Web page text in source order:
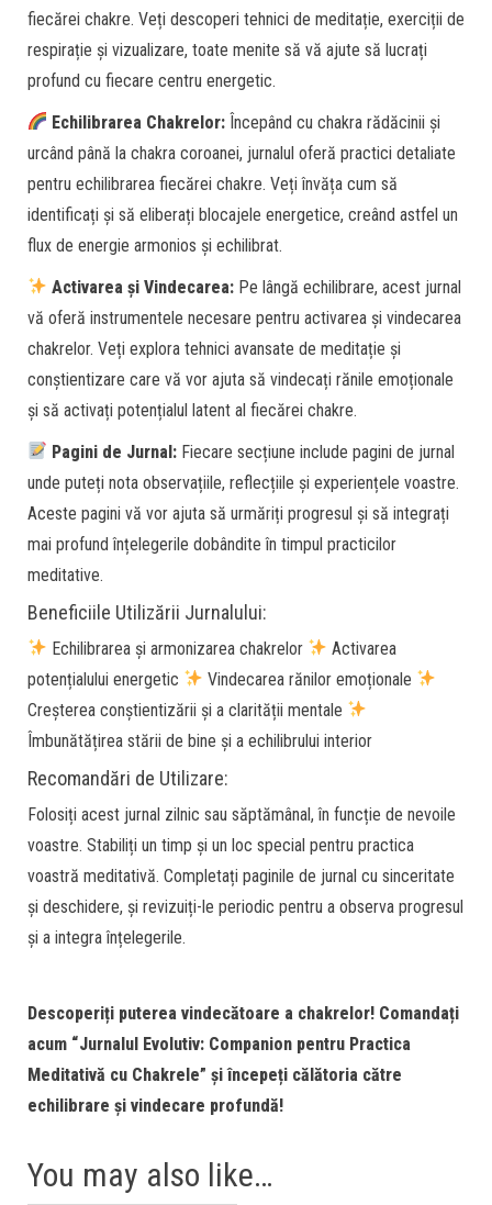
fiecărei chakre. Veți descoperi tehnici de meditație, exerciții de
respirație și vizualizare, toate menite să vă ajute să lucrați
profund cu fiecare centru energetic.
Echilibrarea Chakrelor: Începând cu chakra rădăcinii și
urcând până la chakra coroanei, jurnalul oferă practici detaliate
pentru echilibrarea fiecărei chakre. Veți învăța cum să
identificați și să eliberați blocajele energetice, creând astfel un
flux de energie armonios și echilibrat.
Activarea și Vindecarea: Pe lângă echilibrare, acest jurnal
vă oferă instrumentele necesare pentru activarea și vindecarea
chakrelor. Veți explora tehnici avansate de meditație și
conștientizare care vă vor ajuta să vindecați rănile emoționale
și să activați potențialul latent al fiecărei chakre.
Pagini de Jurnal: Fiecare secțiune include pagini de jurnal
unde puteți nota observațiile, reflecțiile și experiențele voastre.
Aceste pagini vă vor ajuta să urmăriți progresul și să integrați
mai profund înțelegerile dobândite în timpul practicilor
meditative.
Beneficiile Utilizării Jurnalului:
Echilibrarea și armonizarea chakrelor
Activarea
potențialului energetic
Vindecarea rănilor emoționale
Creșterea conștientizării și a clarității mentale
Îmbunătățirea stării de bine și a echilibrului interior
Recomandări de Utilizare:
Folosiți acest jurnal zilnic sau săptămânal, în funcție de nevoile
voastre. Stabiliți un timp și un loc special pentru practica
voastră meditativă. Completați paginile de jurnal cu sinceritate
și deschidere, și revizuiți-le periodic pentru a observa progresul
și a integra înțelegerile.
Descoperiți puterea vindecătoare a chakrelor! Comandați
acum “Jurnalul Evolutiv: Companion pentru Practica
Meditativă cu Chakrele” și începeți călătoria către
echilibrare și vindecare profundă!
You may also like…